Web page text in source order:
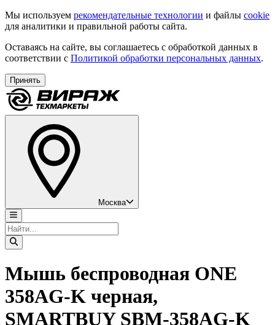
Мы используем рекомендательные технологии и файлы cookie
для аналитики и правильной работы сайта.
Оставаясь на сайте, вы соглашаетесь с обработкой данных в
соответствии с Политикой обработки персональных данных.
Принять
Москва
Мышь беспроводная ONE
358AG-K черная,
SMARTBUY SBM-358AG-K